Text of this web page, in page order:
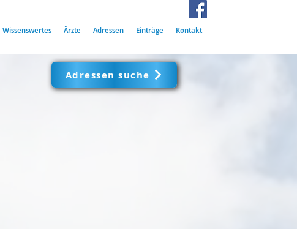
Wissenswertes Ärzte Adressen Einträge Kontakt
Adressen suche